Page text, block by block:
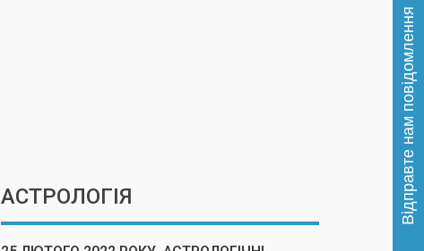
АСТРОЛОГІЯ Відправте нам повідомлення